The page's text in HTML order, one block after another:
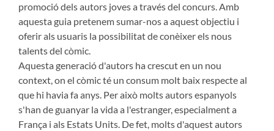
promoció dels autors joves a través del concurs. Amb
aquesta guia pretenem sumar-nos a aquest objectiu i
oferir als usuaris la possibilitat de conèixer els nous
talents del còmic.
Aquesta generació d'autors ha crescut en un nou
context, on el còmic té un consum molt baix respecte al
que hi havia fa anys. Per això molts autors espanyols
s'han de guanyar la vida a l'estranger, especialment a
França i als Estats Units. De fet, molts d'aquest autors